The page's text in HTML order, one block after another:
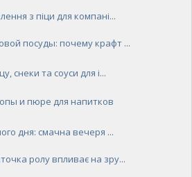
з піци для компані...
посуды: почему крафт ...
снеки та соуси для і...
и пюре для напитков
дня: смачна вечеря ...
ролу впливає на зру...